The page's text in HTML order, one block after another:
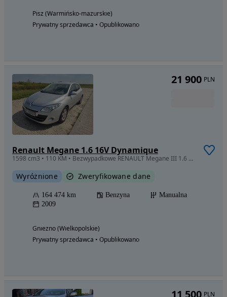
Pisz (Warmińsko-mazurskie)
Prywatny sprzedawca • Opublikowano
Renault Megane 1.6 16V Dynamique
1598 cm3 • 110 KM • Bezwypadkowe RENAULT Megane III 1.6 16V Dynamique 110KM
Wyróżnione Zweryfikowane dane
164 474 km Benzyna
Manualna
2009
Gniezno (Wielkopolskie)
Prywatny sprzedawca • Opublikowano
21 900 PLN
PLN